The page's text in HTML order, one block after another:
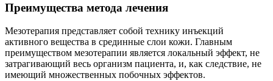
Преимущества метода лечения
Мезотерапия представляет собой технику инъекций
активного вещества в срединные слои кожи. Главным
преимуществом мезотерапии является локальный эффект, не
затрагивающий весь организм пациента, и, как следствие, не
имеющий множественных побочных эффектов.